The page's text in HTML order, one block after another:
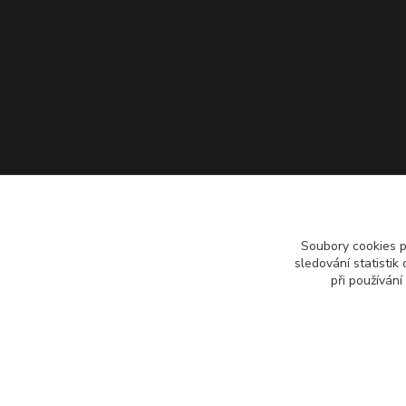
Soubory cookies
sledování statistik
při